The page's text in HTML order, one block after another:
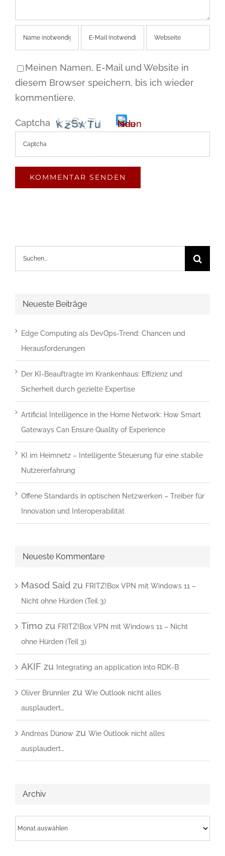
Meinen Namen, E-Mail und Website in
diesem Browser speichern, bis ich wieder
kommentiere.
Captcha
Zeichen
ein,
zu
dass
du
ein
Mensch
bist.
Neueste Beiträge
Edge Computing als DevOps-Trend: Chancen und
Herausforderungen
Der KI-Beauftragte im Krankenhaus: Effizienz und
Sicherheit durch gezielte Expertise
Artificial Intelligence in the Home Network: How Smart
Gateways Can Ensure Quality of Experience
KI im Heimnetz – Intelligente Steuerung für eine stabile
Nutzererfahrung
Offene Standards in optischen Netzwerken – Treiber für
Innovation und Interoperabilität
Neueste Kommentare
Masod Said zu FRITZ!Box VPN mit Windows 11 –
Nicht ohne Hürden (Teil 3)
Timo zu FRITZ!Box VPN mit Windows 11 – Nicht
ohne Hürden (Teil 3)
AKIF zu Integrating an application into RDK-B
Oliver Brünnler zu Wie Outlook nicht alles
ausplaudert…
Andreas Dünow zu Wie Outlook nicht alles
ausplaudert…
Archiv